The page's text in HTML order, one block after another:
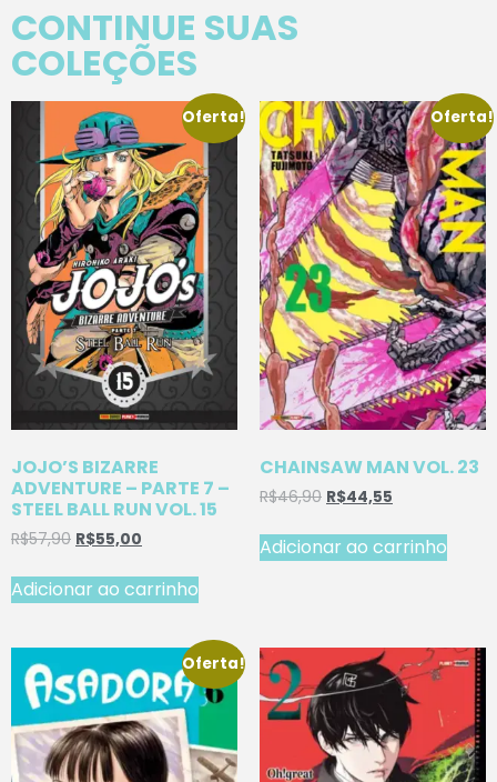
CONTINUE SUAS
COLEÇÕES
Oferta!
JOJO’S BIZARRE
ADVENTURE – PARTE 7 –
STEEL BALL RUN VOL. 15
R$57,90 R$55,00
Adicionar ao carrinho
Oferta!
CHAINSAW MAN VOL. 23
R$46,90 R$44,55
Adicionar ao carrinho
Oferta!